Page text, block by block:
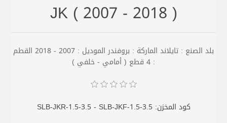
JK ( 2007 - 2018 )
بلد الصنع : تايلاند الماركة : بروفندر الموديل : 2007 - 2018 القطم
: 4 قطع ( أمامي - خلفي )
كود المخزن: SLB-JKR-1.5-3.5 - SLB-JKF-1.5-3.5